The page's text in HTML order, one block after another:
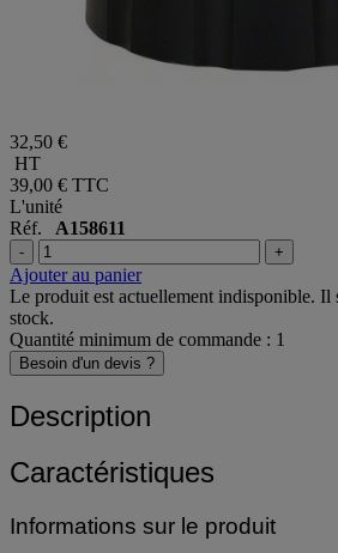
32,50 €
HT
39,00 € TTC
L'unité
Réf. A158611
- +
Ajouter au panier
Le produit est actuellement indisponible. Il
stock.
Quantité minimum de commande : 1
Besoin d'un devis ?
Description
Caractéristiques
Informations sur le produit